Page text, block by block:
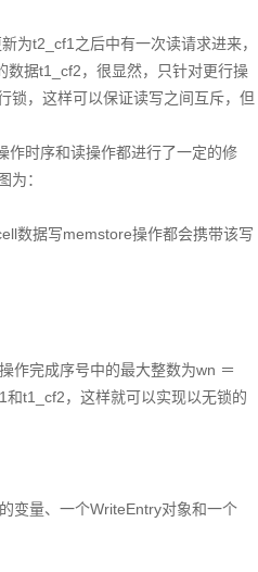
为t2_cf1之后中有一次读请求进来，
数据t1_cf2，很显然，只针对更行操
锁，这样可以保证读写之间互斥，但
作时序和读操作都进行了一定的修
为：
数据写memstore操作都会携带该写
作完成序号中的最大整数为wn ＝
t1_cf2，这样就可以实现以无锁的
变量、一个WriteEntry对象和一个